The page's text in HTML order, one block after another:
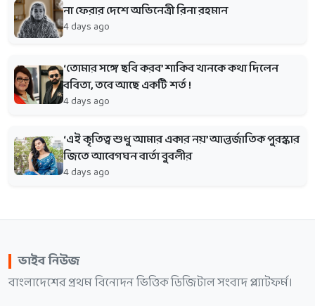
না ফেরার দেশে অভিনেত্রী রিনা রহমান
4 days ago
‘তোমার সঙ্গে ছবি করব’ শাকিব খানকে কথা দিলেন
ববিতা, তবে আছে একটি শর্ত !
4 days ago
‘এই কৃতিত্ব শুধু আমার একার নয়’ আন্তর্জাতিক পুরস্কার
জিতে আবেগঘন বার্তা বুবলীর
4 days ago
ভাইব নিউজ
বাংলাদেশের প্রথম বিনোদন ভিত্তিক ডিজিটাল সংবাদ প্ল্যাটফর্ম।